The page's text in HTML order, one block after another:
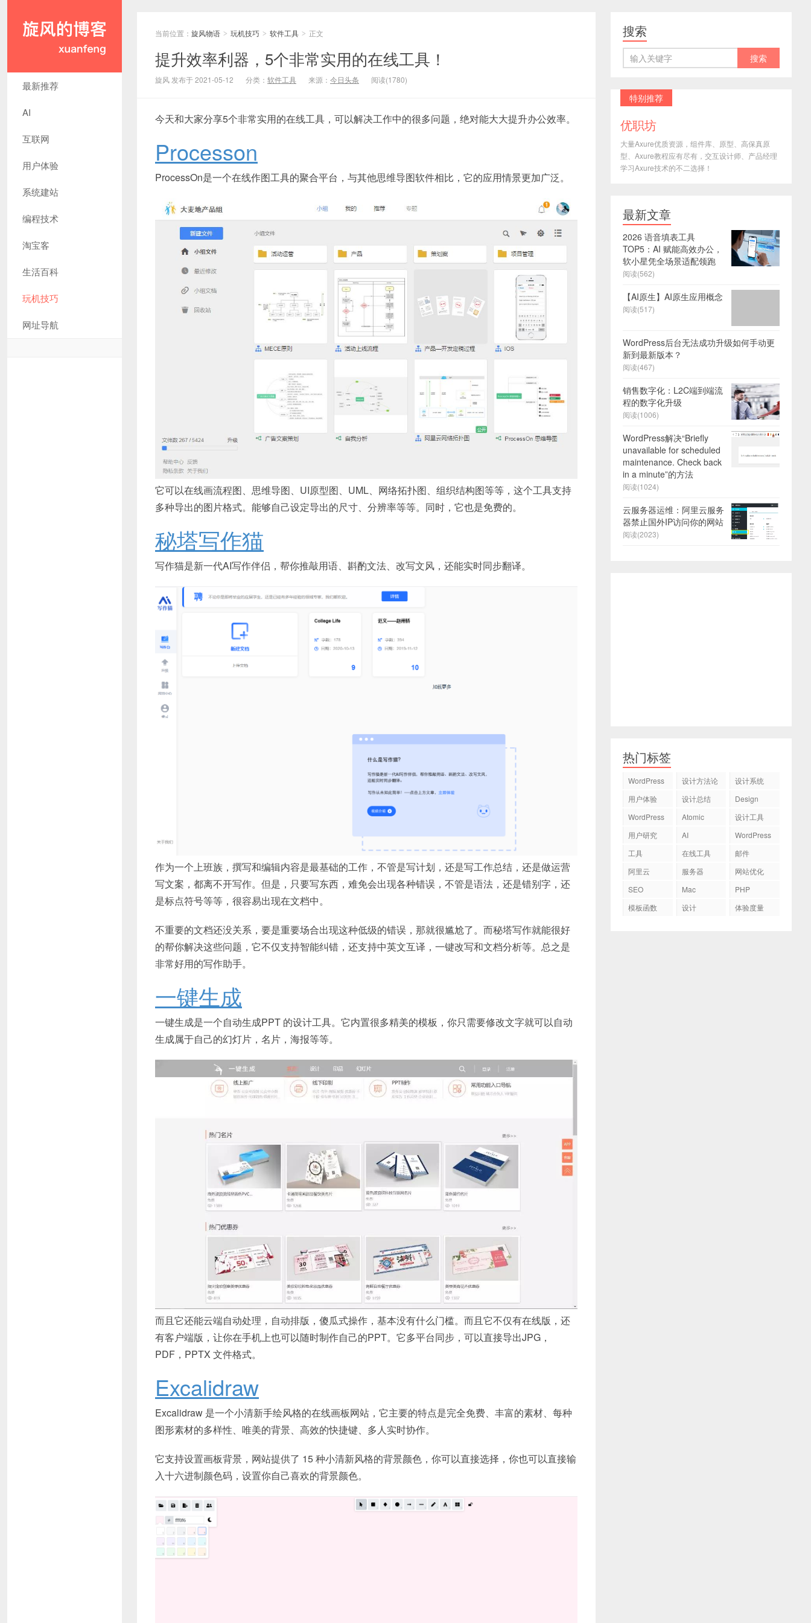
最新推荐
AI
互联网
用户体验
系统建站
编程技术
淘宝客
生活百科
玩机技巧
网址导航
当前位置： 旋风物语 > 玩机技巧 > 软件工具 > 正文
提升效率利器，5个非常实用的在线工具！
旋风 发布于 2021-05-12 分类： 软件工具 来源： 今日头条 阅读(1780)
今天和大家分享5个非常实用的在线工具，可以解决工作中的很多问题，绝对能大大提升办公效率。
Processon
ProcessOn是一个在线作图工具的聚合平台，与其他思维导图软件相比，它的应用情景更加广泛。
它可以在线画流程图、思维导图、UI原型图、UML、网络拓扑图、组织结构图等等，这个工具支持
多种导出的图片格式。能够自己设定导出的尺寸、分辨率等等。同时，它也是免费的。
秘塔写作猫
写作猫是新一代AI写作伴侣，帮你推敲用语、斟酌文法、改写文风，还能实时同步翻译。
作为一个上班族，撰写和编辑内容是最基础的工作，不管是写计划，还是写工作总结，还是做运营
写文案，都离不开写作。但是，只要写东西，难免会出现各种错误，不管是语法，还是错别字，还
是标点符号等等，很容易出现在文档中。
不重要的文档还没关系，要是重要场合出现这种低级的错误，那就很尴尬了。而秘塔写作就能很好
的帮你解决这些问题，它不仅支持智能纠错，还支持中英文互译，一键改写和文档分析等。总之是
非常好用的写作助手。
一键生成
一键生成是一个自动生成PPT 的设计工具。它内置很多精美的模板，你只需要修改文字就可以自动
生成属于自己的幻灯片，名片，海报等等。
而且它还能云端自动处理，自动排版，傻瓜式操作，基本没有什么门槛。而且它不仅有在线版，还
有客户端版，让你在手机上也可以随时制作自己的PPT。它多平台同步，可以直接导出JPG，
PDF，PPTX 文件格式。
Excalidraw
Excalidraw 是一个小清新手绘风格的在线画板网站，它主要的特点是完全免费、丰富的素材、每种
图形素材的多样性、唯美的背景、高效的快捷键、多人实时协作。
它支持设置画板背景，网站提供了 15 种小清新风格的背景颜色，你可以直接选择，你也可以直接输
入十六进制颜色码，设置你自己喜欢的背景颜色。
搜索
特别推荐
优职坊
大量Axure优质资源，组件库、原型、高保真原
型、Axure教程应有尽有，交互设计师、产品经理
学习Axure技术的不二选择！
最新文章
2026 语音填表工具
TOP5：AI 赋能高效办公，
软小星凭全场景适配领跑
阅读(562)
【AI原生】AI原生应用概念
阅读(517)
WordPress后台无法成功升级如何手动更
新到最新版本？
阅读(467)
销售数字化：L2C端到端流
程的数字化升级
阅读(1006)
WordPress解决“Briefly
unavailable for scheduled
maintenance. Check back
in a minute”的方法
阅读(1024)
云服务器运维：阿里云服务
器禁止国外IP访问你的网站
阅读(2023)
热门标签
WordPress 设计方法论
设计系统
用户体验
设计总结
Design
WordPress
Atomic
设计工具
用户研究
AI
WordPress
工具 在线工具
邮件
阿里云
服务器
网站优化
SEO
Mac
PHP
模板函数
设计 体验度量